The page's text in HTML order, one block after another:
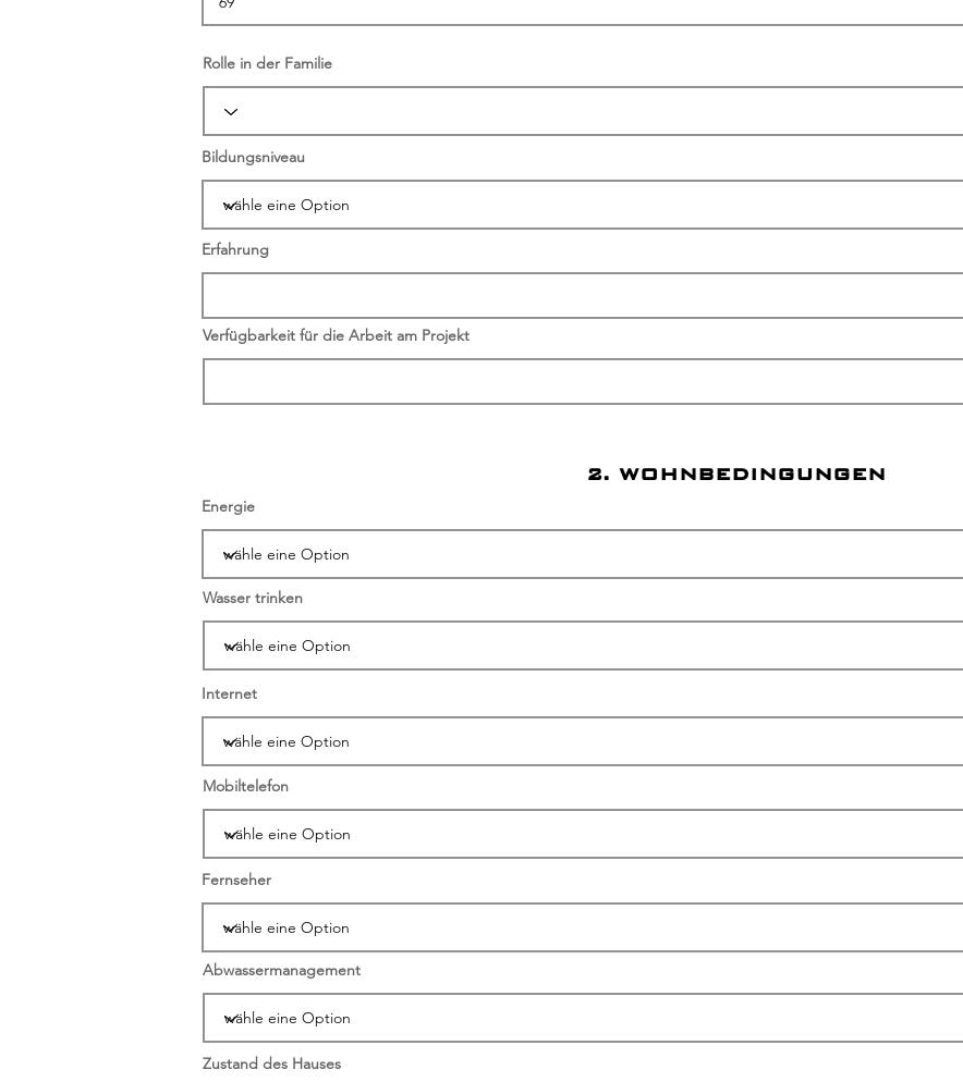
Rolle in der Familie
Bildungsniveau
Erfahrung
Verfügbarkeit für die Arbeit am Projekt
2. WOHNBEDINGUNGEN
Energie
Wasser trinken
Internet
Mobiltelefon
Fernseher
Abwassermanagement
Zustand des Hauses